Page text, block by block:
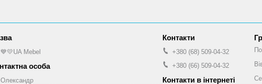
💙💛UA Mebel
Олександр
+380 (68) 509-04-32
+380 (66) 509-04-32